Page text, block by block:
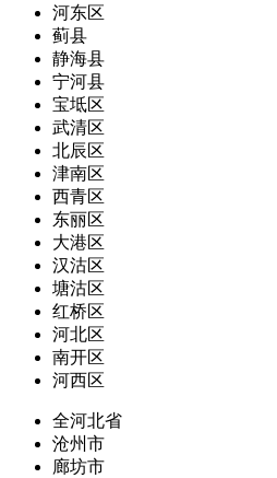
河东区
蓟县
静海县
宁河县
宝坻区
武清区
北辰区
津南区
西青区
东丽区
大港区
汉沽区
塘沽区
红桥区
河北区
南开区
河西区
全河北省
沧州市
廊坊市